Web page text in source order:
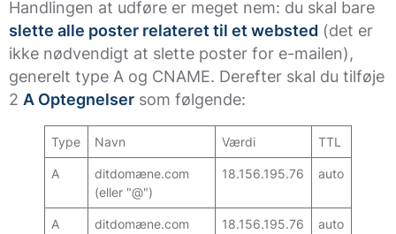
Handlingen at udføre er meget nem: du skal bare
slette alle poster relateret til et websted (det er
ikke nødvendigt at slette poster for e-mailen),
generelt type A og CNAME. Derefter skal du tilføje
2 A Optegnelser som følgende:
Type Navn Værdi TTL
A
ditdomæne.com
(eller "@")
18.156.195.76 auto
A
ditdomæne.com
18.156.195.76 auto